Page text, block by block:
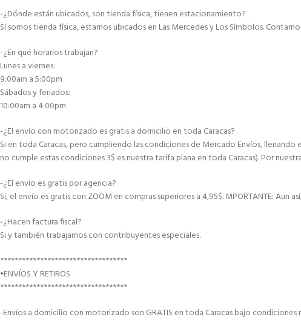
-¿Dónde están ubicados, son tienda física, tienen estacionamiento?
Sí somos tienda física, estamos ubicados en Las Mercedes y Los Símbolos.
-¿En qué horarios trabajan?
Lunes a viernes:
9:00am a 5:00pm
Sábados y feriados:
10:00am a 4:00pm
-¿El envío con motorizado es gratis a domicilio en toda Caracas?
Si en toda Caracas, pero cumpliendo las condiciones de Mercado Envíos,
no cumple estas condiciones 3$ es nuestra tarifa plana en toda Caracas). Por
-¿El envío es gratis por agencia?
Si, el envío es gratis con ZOOM en compras superiores a 4,95$. MPORTANTE:
-¿Hacen factura fiscal?
Si y también trabajamos con contribuyentes especiales.
***********************************
•ENVÍOS Y RETIROS
***********************************
-Envíos a domicilio con motorizado son GRATIS en toda Caracas bajo